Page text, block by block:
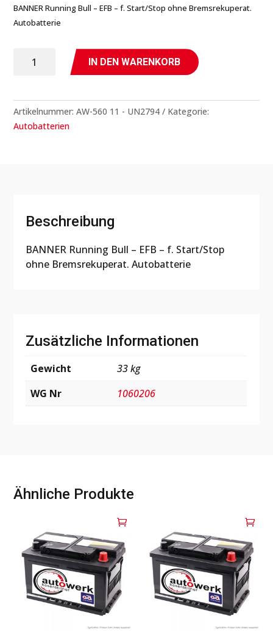
BANNER Running Bull – EFB – f. Start/Stop ohne Bremsrekuperat.
Autobatterie
Running
-
EFB
-
IN DEN WARENKORB
Artikelnummer:AW-560 11 - UN2794
Kategorie:
Autobatterien
Beschreibung
BANNER Running Bull – EFB – f. Start/Stop
ohne Bremsrekuperat. Autobatterie
Zusätzliche Informationen
Gewicht
33 kg
WG Nr
1060206
Ähnliche Produkte